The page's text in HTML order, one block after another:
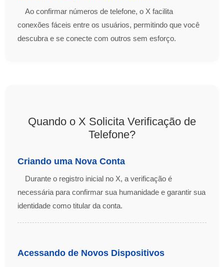
Ao confirmar números de telefone, o X facilita
conexões fáceis entre os usuários, permitindo que você
descubra e se conecte com outros sem esforço.
Quando o X Solicita Verificação de
Telefone?
Criando uma Nova Conta
Durante o registro inicial no X, a verificação é
necessária para confirmar sua humanidade e garantir sua
identidade como titular da conta.
Acessando de Novos Dispositivos